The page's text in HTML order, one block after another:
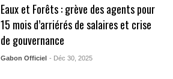
Eaux et Forêts : grève des agents pour
15 mois d’arriérés de salaires et crise
de gouvernance
Gabon Officiel - Déc 30, 2025